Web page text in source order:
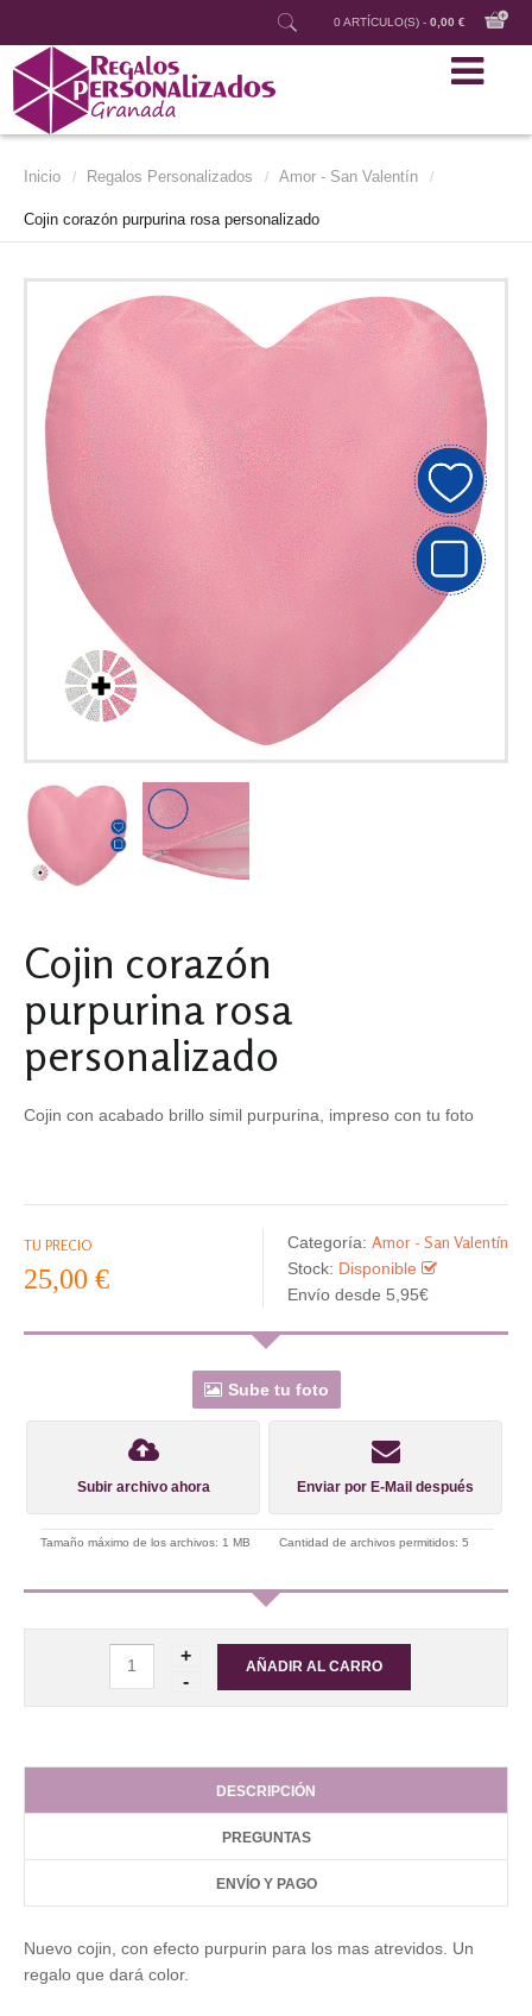
0 ARTÍCULO(S) - 0,00 €
Inicio / Regalos Personalizados / Amor - San Valentín /
Cojin corazón purpurina rosa personalizado
Cojin corazón
purpurina rosa
personalizado
Cojin con acabado brillo simil purpurina, impreso con tu foto
TU PRECIO
25,00 €
Categoría: Amor - San Valentín
Stock: Disponible
Envío desde 5,95€
Sube tu foto
Subir archivo ahora Enviar por E-Mail después
Tamaño máximo de los archivos: 1 MB Cantidad de archivos permitidos: 5
DESCRIPCIÓN
PREGUNTAS
ENVÍO Y PAGO
Nuevo cojin, con efecto purpurin para los mas atrevidos. Un
regalo que dará color.